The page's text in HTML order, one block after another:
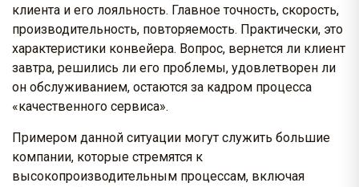
клиента и его лояльность. Главное точность, скорость,
производительность, повторяемость. Практически, это
характеристики конвейера. Вопрос, вернется ли клиент
завтра, решились ли его проблемы, удовлетворен ли
он обслуживанием, остаются за кадром процесса
«качественного сервиса».
Примером данной ситуации могут служить большие
компании, которые стремятся к
высокопроизводительным процессам, включая